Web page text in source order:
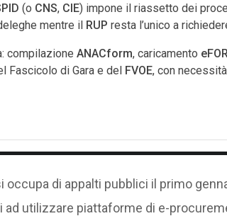
(o CNS, CIE) impone il riassetto dei
mentre il RUP resta l’unico a
compilazione ANACform, caricamento
Fascicolo di Gara e del FVOE, con
occupa di appalti pubblici il primo
ad utilizzare piattaforme di e-